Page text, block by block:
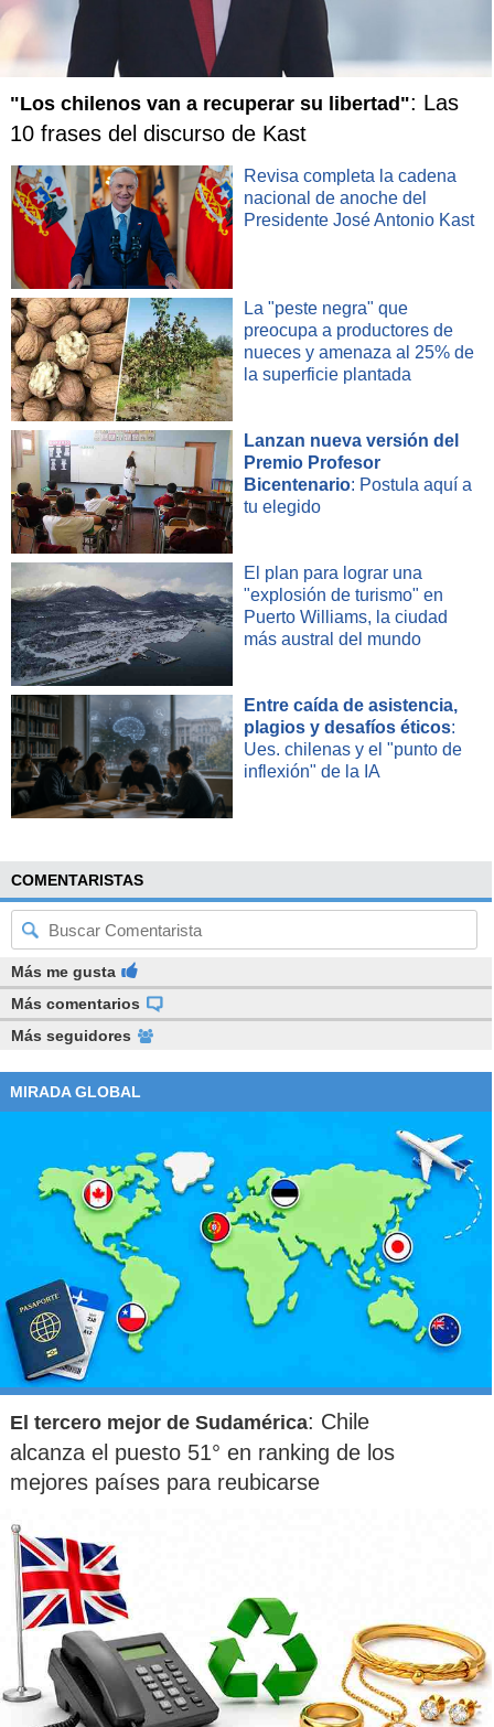
"Los chilenos van a recuperar su libertad": Las
10 frases del discurso de Kast
Revisa completa la cadena
nacional de anoche del
Presidente José Antonio Kast
La "peste negra" que
preocupa a productores de
nueces y amenaza al 25% de
la superficie plantada
Lanzan nueva versión del
Premio Profesor
Bicentenario: Postula aquí a
tu elegido
El plan para lograr una
"explosión de turismo" en
Puerto Williams, la ciudad
más austral del mundo
Entre caída de asistencia,
plagios y desafíos éticos:
Ues. chilenas y el "punto de
inflexión" de la IA
COMENTARISTAS
Más me gusta
Más comentarios
Más seguidores
MIRADA GLOBAL
El tercero mejor de Sudamérica: Chile
alcanza el puesto 51° en ranking de los
mejores países para reubicarse